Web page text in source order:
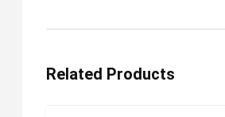
Related Products